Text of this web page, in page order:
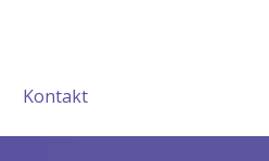
Kontakt